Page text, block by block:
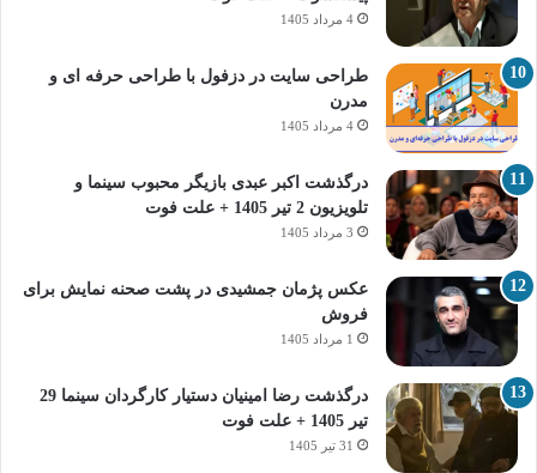
4 مرداد 1405
طراحی سایت در دزفول با طراحی حرفه‌ ای و
مدرن
4 مرداد 1405
درگذشت اکبر عبدی بازیگر محبوب سینما و
تلویزیون 2 تیر 1405 + علت فوت
3 مرداد 1405
عکس پژمان جمشیدی در پشت صحنه نمایش برای
فروش
1 مرداد 1405
درگذشت رضا امینیان دستیار کارگردان سینما 29
تیر 1405 + علت فوت
31 تیر 1405